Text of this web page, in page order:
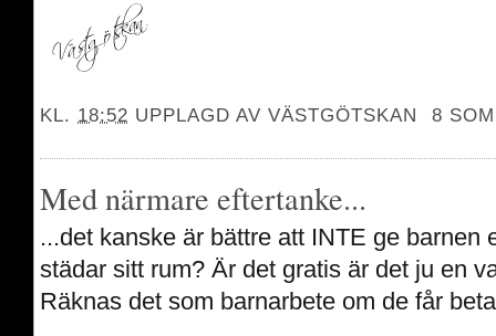
KL. 18:52 UPPLAGD AVVÄSTGÖTSKAN 8
Med närmare eftertanke...
...det kanske är bättre att INTE ge barnen
städar sitt rum? Är det gratis är det ju en
Räknas det som barnarbete om de får